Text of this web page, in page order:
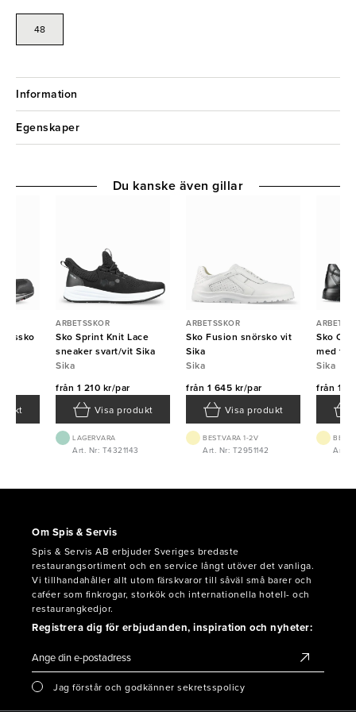
48
Information
Egenskaper
ARBETSSKOR
Sko Sprint Knit Lace
sneaker svart/vit Sika
Sika
från 1 210 kr/par
Visa produkt
LAGERVARA
Art. Nr: T4321143
ARBETSSKOR
Sko Fusion snörsko vit
Sika
Sika
från 1 645 kr/par
Visa produkt
BEST.VARA 1-2V
Art. Nr: T2951142
Sko
med
Sika
från 1
Art.
Du kanske även gillar
Om Spis & Servis
Spis & Servis AB erbjuder Sveriges bredaste
restaurangsortiment och en service långt utöver det vanliga.
Vi tillhandahåller allt utom färskvaror till såväl små barer och
caféer som finkrogar, storkök och internationella hotell- och
restaurangkedjor.
Registrera dig för erbjudanden, inspiration och nyheter:
Jag förstår och godkänner sekretsspolicy